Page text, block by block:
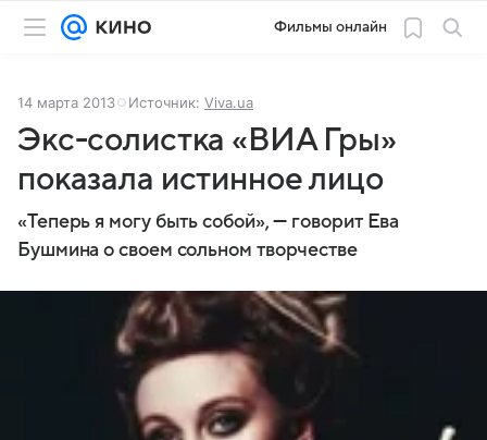
Фильмы онлайн
14 марта 2013 Источник: Viva.ua
Экс-солистка «ВИА Гры»
показала истинное лицо
«Теперь я могу быть собой», — говорит Ева
Бушмина о своем сольном творчестве